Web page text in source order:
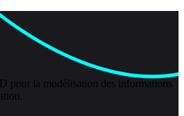
pour la modélisation des informations